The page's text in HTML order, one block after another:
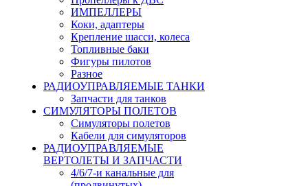
ИМПЕЛЛЕРЫ
Коки, адаптеры
Крепление шасси, колеса
Топливные баки
Фигуры пилотов
Разное
РАДИОУПРАВЛЯЕМЫЕ ТАНКИ
Запчасти для танков
СИМУЛЯТОРЫ ПОЛЕТОВ
Симуляторы полетов
Кабели для симуляторов
РАДИОУПРАВЛЯЕМЫЕ
ВЕРТОЛЕТЫ И ЗАПЧАСТИ
4/6/7-и канальные для